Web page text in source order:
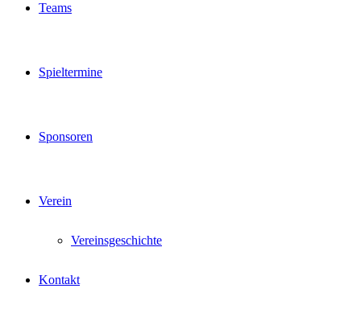
Teams
Spieltermine
Sponsoren
Verein
Vereinsgeschichte
Kontakt